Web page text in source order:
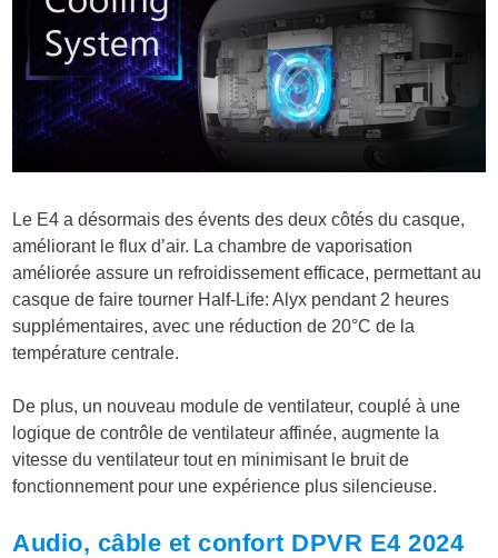
Le E4 a désormais des évents des deux côtés du casque,
améliorant le flux d’air. La chambre de vaporisation
améliorée assure un refroidissement efficace, permettant au
casque de faire tourner Half-Life: Alyx pendant 2 heures
supplémentaires, avec une réduction de 20°C de la
température centrale.
De plus, un nouveau module de ventilateur, couplé à une
logique de contrôle de ventilateur affinée, augmente la
vitesse du ventilateur tout en minimisant le bruit de
fonctionnement pour une expérience plus silencieuse.
Audio, câble et confort DPVR E4 2024